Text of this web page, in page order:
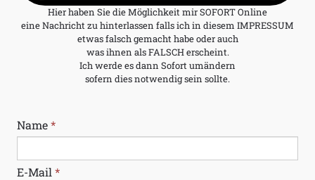
Hier haben Sie die Möglichkeit mir SOFORT Online
eine Nachricht zu hinterlassen falls ich in diesem IMPRESSUM
etwas falsch gemacht habe oder auch
was ihnen als FALSCH erscheint.
Ich werde es dann Sofort umändern
sofern dies notwendig sein sollte.
Name*
E-Mail *